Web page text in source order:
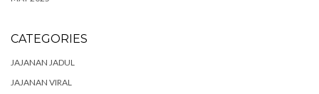
CATEGORIES
JAJANAN JADUL
JAJANAN VIRAL